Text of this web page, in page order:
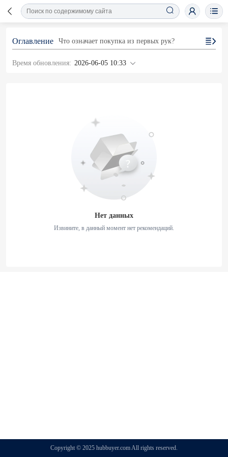
Оглавление Что означает покупка из первых рук?
Время обновления: 2026-06-05 10:33
Нет данных
Извините, в данный момент нет рекомендаций.
Copyright © 2025 hubbuyer.com All rights reserved.